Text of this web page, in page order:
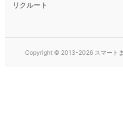
リクルート
Copyright © 2013-2026 スマート